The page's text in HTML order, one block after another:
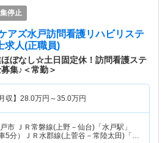
停止
アズ水戸訪問看護リハビリステ
求人(正職員)
ほぼなし☆土日固定休！訪問看護ステ
集♪＜常勤＞
収】 28.0万円～35.0万円
市
ＪＲ常磐線(上野－仙台)「水戸駅」
5分）ＪＲ水郡線(上菅谷－常陸太田)「水